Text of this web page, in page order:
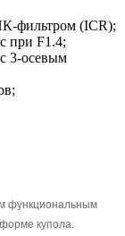
фильтром (ICR);
при F1.4;
3-осевым
функциональным
купола.